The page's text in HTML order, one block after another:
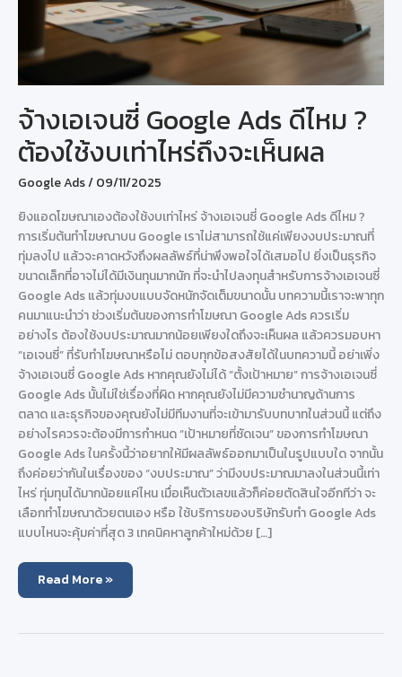
จ้างเอเจนซี่ Google Ads ดีไหม ?
ต้องใช้งบเท่าไหร่ถึงจะเห็นผล
Google Ads/09/11/2025
ยิงแอดโฆษณาเองต้องใช้งบเท่าไหร่ จ้างเอเจนซี่ Google Ads ดีไหม ?
การเริ่มต้นทำโฆษณาบน Google เราไม่สามารถใช้แค่เพียงงบประมาณที่
ทุ่มลงไป แล้วจะคาดหวังถึงผลลัพธ์ที่น่าพึงพอใจได้เสมอไป ยิ่งเป็นธุรกิจ
ขนาดเล็กที่อาจไม่ได้มีเงินทุนมากนัก ที่จะนำไปลงทุนสำหรับการจ้างเอเจนซี่
Google Ads แล้วทุ่มงบแบบจัดหนักจัดเต็มขนาดนั้น บทความนี้เราจะพาทุก
คนมาแนะนำว่า ช่วงเริ่มต้นของการทำโฆษณา Google Ads ควรเริ่ม
อย่างไร ต้องใช้งบประมาณมากน้อยเพียงใดถึงจะเห็นผล แล้วควรมอบหา
“เอเจนซี่” ที่รับทำโฆษณาหรือไม่ ตอบทุกข้อสงสัยได้ในบทความนี้ อย่าเพิ่ง
จ้างเอเจนซี่ Google Ads หากคุณยังไม่ได้ “ตั้งเป้าหมาย” การจ้างเอเจนซี่
Google Ads นั้นไม่ใช่เรื่องที่ผิด หากคุณยังไม่มีความชำนาญด้านการ
ตลาด และธุรกิจของคุณยังไม่มีทีมงานที่จะเข้ามารับบทบาทในส่วนนี้ แต่ถึง
อย่างไรควรจะต้องมีการกำหนด “เป้าหมายที่ชัดเจน” ของการทำโฆษณา
Google Ads ในครั้งนี้ว่าอยากให้มีผลลัพธ์ออกมาเป็นในรูปแบบใด จากนั้น
ถึงค่อยว่ากันในเรื่องของ “งบประมาณ” ว่ามีงบประมาณมาลงในส่วนนี้เท่า
ไหร่ ทุ่มทุนได้มากน้อยแค่ไหน เมื่อเห็นตัวเลขแล้วก็ค่อยตัดสินใจอีกทีว่า จะ
เลือกทำโฆษณาด้วยตนเอง หรือ ใช้บริการของบริษัทรับทำ Google Ads
แบบไหนจะคุ้มค่าที่สุด 3 เทคนิคหาลูกค้าใหม่ด้วย […]
จ้าง
เจน
Google
Read More »